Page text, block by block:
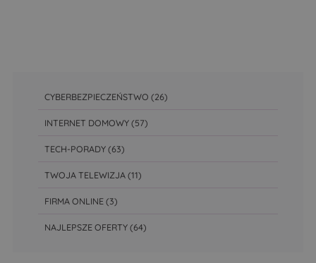
CYBERBEZPIECZEŃSTWO (26)
INTERNET DOMOWY(57)
TECH-PORADY(63)
TWOJA TELEWIZJA(11)
FIRMA ONLINE(3)
NAJLEPSZE OFERTY(64)